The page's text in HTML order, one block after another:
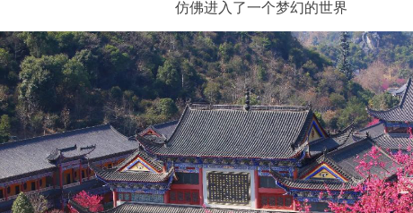
仿佛进入了一个梦幻的世界